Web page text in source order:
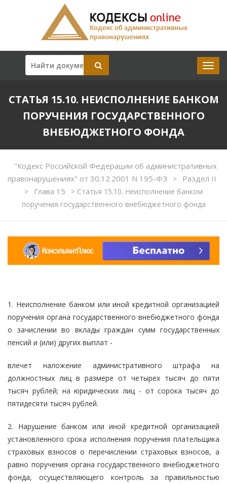
СТАТЬЯ 15.10. НЕИСПОЛНЕНИЕ БАНКОМ
ПОРУЧЕНИЯ ГОСУДАРСТВЕННОГО
ВНЕБЮДЖЕТНОГО ФОНДА
"Кодекс Российской Федерации об административных
правонарушениях" от 30.12.2001 N 195-ФЗ
> Раздел II
> Глава 15 > Статья 15.10. Неисполнение банком
поручения государственного внебюджетного фонда
1. Неисполнение банком или иной кредитной организацией
поручения органа государственного внебюджетного фонда
о зачислении во вклады граждан сумм государственных
пенсий и (или) других выплат -
влечет наложение административного штрафа на
должностных лиц в размере от четырех тысяч до пяти
тысяч рублей; на юридических лиц - от сорока тысяч до
пятидесяти тысяч рублей.
2. Нарушение банком или иной кредитной организацией
установленного срока исполнения поручения плательщика
страховых взносов о перечислении страховых взносов, а
равно поручения органа государственного внебюджетного
фонда, осуществляющего контроль за правильностью